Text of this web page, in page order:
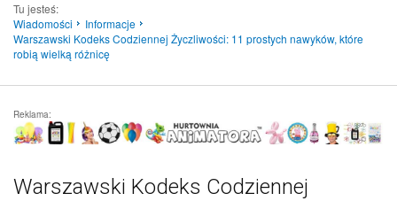
Tu jesteś:
Wiadomości
Informacje
Warszawski Kodeks Codziennej Życzliwości: 11 prostych nawyków, które
robią wielką różnicę
Reklama:
Warszawski Kodeks Codziennej